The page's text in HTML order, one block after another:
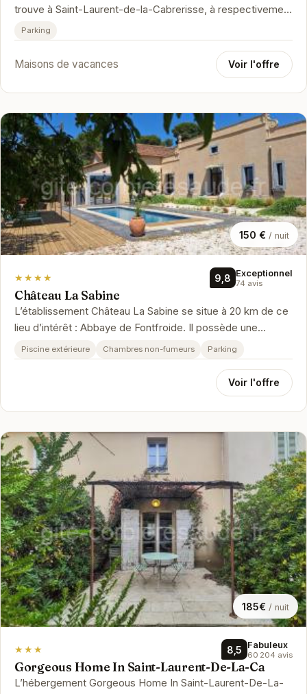
trouve à Saint-Laurent-de-la-Cabrerisse, à respectivement
27 km, 28 km et 44 …
Parking
Maisons de vacances Voir l'offre
150 € / nuit
★★★★ 9,8 Exceptionnel
74 avis
Château La Sabine
L’établissement Château La Sabine se situe à 20 km de ce
lieu d’intérêt : Abbaye de Fontfroide. Il possède une
connexion Wi-Fi gra…
Piscine extérieure Chambres non-fumeurs Parking
Voir l'offre
185€ / nuit
★★★ 8,5 Fabuleux
60 204 avis
Gorgeous Home In Saint-Laurent-De-La-Ca
L’hébergement Gorgeous Home In Saint-Laurent-De-La-